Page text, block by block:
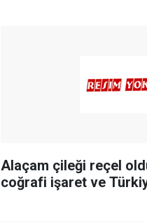
Alaçam çileği reçel
coğrafi işaret ve